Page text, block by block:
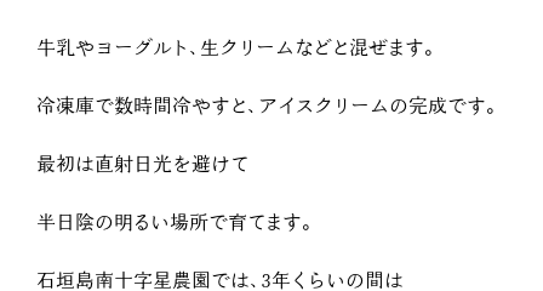
牛乳やヨーグルト、生クリームなどと混ぜます。
冷凍庫で数時間冷やすと、アイスクリームの完成です。
最初は直射日光を避けて
半日陰の明るい場所で育てます。
石垣島南十字星農園では、3年くらいの間は